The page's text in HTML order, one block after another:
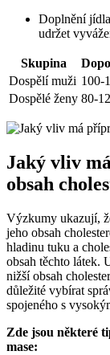
Doplnění
udržet
Skupina
Dospělí muži 100-
Dospělé ženy 80-
Jaký vliv
obsah
Výzkumy ukazují,
jeho obsah
hladinu tuku a
obsah těchto látek.
nižší obsah
důležité vybírat
spojeného s
Zde jsou některé
mase: